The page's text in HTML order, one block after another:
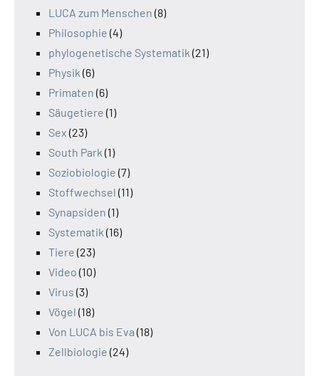
LUCA zum Menschen (8)
Philosophie (4)
phylogenetische Systematik (21)
Physik (6)
Primaten (6)
Säugetiere (1)
Sex (23)
South Park (1)
Soziobiologie (7)
Stoffwechsel (11)
Synapsiden (1)
Systematik (16)
Tiere (23)
Video (10)
Virus (3)
Vögel (18)
Von LUCA bis Eva (18)
Zellbiologie (24)